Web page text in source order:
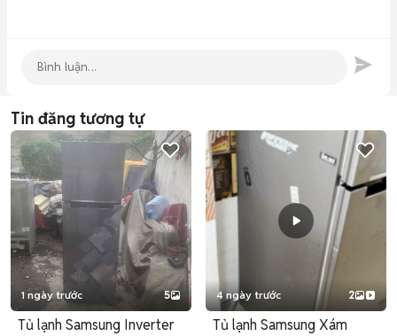
Tin đăng tương tự
1 ngày trước 5
Tủ lạnh Samsung Inverter
4 ngày trước 2
Tủ lạnh Samsung Xám